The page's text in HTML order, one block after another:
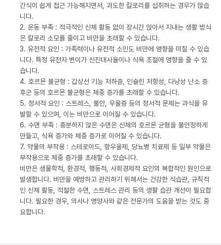
간식이 쉽게 접근 가능해지면서, 과도한 칼로리를 섭취하는 경우가 많습
니다.
2. 운동 부족 : 적극적인 신체 활동 없이 장시간 앉아서 지내는 생활 방식
은 칼로리 소모를 줄이고 비만을 초래할 수 있습니다.
3. 유전적 요인 : 가족력이나 유전적 소인도 비만에 영향을 미칠 수 있습
니다. 특정 유전자 변이가 신진대사율이나 식욕 조절에 영향을 줄 수 있
습니다.
4. 호르몬 불균형 : 갑상선 기능 저하증, 인슐린 저항성, 다낭성 난소 증
후군 등의 호르몬 불균형은 체중 증가를 초래할 수 있습니다.
5. 정서적 요인 : 스트레스, 불안, 우울증 등의 정서적 문제는 과식을 유
발할 수 있으며, 이는 비만으로 이어질 수 있습니다.
6. 수면 부족 : 충분하지 않은 수면은 신체의 호르몬 균형을 불안정하게
만들고, 식욕 증가와 체중 증가로 이어질 수 있습니다.
7. 약물의 부작용 : 스테로이드, 항우울제, 당뇨병 치료제 등 일부 약물은
부작용으로 체중 증가를 초래할 수 있습니다.
비만은 생물학적, 환경적, 행동적, 사회경제적 요인의 복합적인 원인으로
발생합니다. 비만을 예방하고 관리하기 위해서는 건강한 식습관, 규칙적
인 신체 활동, 적절한 수면, 스트레스 관리 등의 생활 습관 개선이 필요합
니다. 필요한 경우, 의사나 영양사와 같은 전문가의 도움을 받는 것도 중
요합니다.